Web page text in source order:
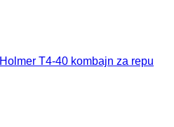
Holmer T4-40 kombajn za repu